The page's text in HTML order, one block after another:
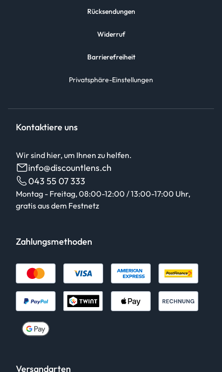
Rücksendungen
Widerruf
Barrierefreiheit
Privatsphäre-Einstellungen
Kontaktiere uns
Wir sind hier, um Ihnen zu helfen.
info@discountlens.ch
043 55 07 333
Montag - Freitag, 08:00-12:00 / 13:00-17:00 Uhr,
gratis aus dem Festnetz
Zahlungsmethoden
Versandarten